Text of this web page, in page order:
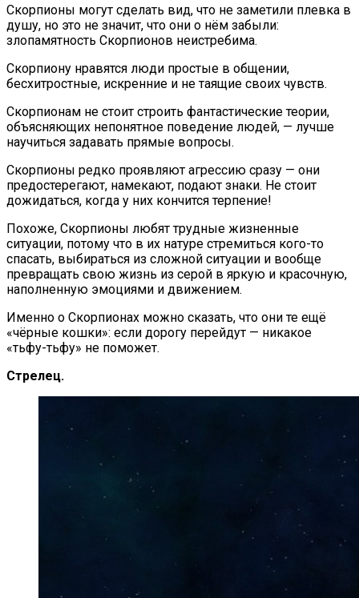
Скорпионы могут сделать вид, что не заметили плевка в
душу, но это не значит, что они о нём забыли:
злопамятность Скорпионов неистребима.
Скорпиону нравятся люди простые в общении,
бесхитростные, искренние и не таящие своих чувств.
Скорпионам не стоит строить фантастические теории,
объясняющих непонятное поведение людей, — лучше
научиться задавать прямые вопросы.
Скорпионы редко проявляют агрессию сразу — они
предостерегают, намекают, подают знаки. Не стоит
дожидаться, когда у них кончится терпение!
Похоже, Скорпионы любят трудные жизненные
ситуации, потому что в их натуре стремиться кого-то
спасать, выбираться из сложной ситуации и вообще
превращать свою жизнь из серой в яркую и красочную,
наполненную эмоциями и движением.
Именно о Скорпионах можно сказать, что они те ещё
«чёрные кошки»: если дорогу перейдут — никакое
«тьфу-тьфу» не поможет.
Стрелец.